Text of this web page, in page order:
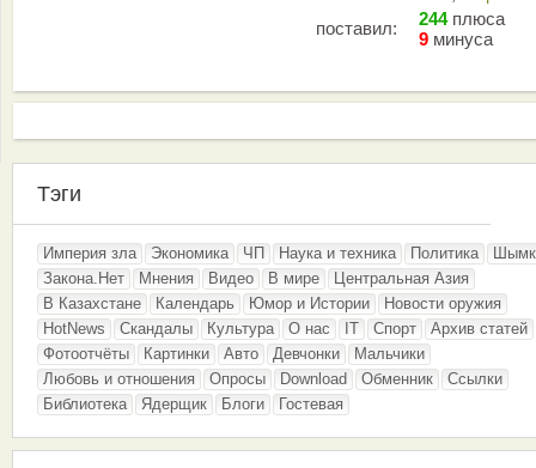
поставил:
244плюса
9 минуса
Тэги
Империя зла Экономика ЧП Наука и техника Политика
Закона.Нет
Мнения Видео В мире
Центральная Азия
В Казахстане
Календарь Юмор и Истории
Новости оружия
HotNews
Скандалы Культура О нас IT Спорт
Архив статей
Фотоотчёты
Картинки Авто Девчонки
Мальчики
Любовь и отношения
Опросы Download Обменник
Ссылки
Библиотека
Ядерщик Блоги Гостевая